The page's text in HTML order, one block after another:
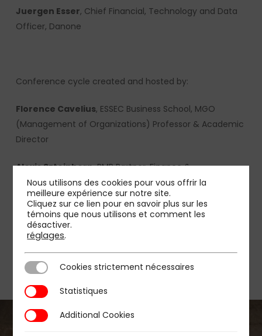
Juergen Esser, Chief Financial, Technology and Data
Officer, Danone
Conference cycle created and hosted by:
Florence Cavelius, ESSEC Business School, MGO
(Management of Organizations) Professor & Academic
Director
Alexis Sztejnhorn, PMP Partner, Finance &
Performance « Management of new business models »
lecturer at ESSEC Executive Education
{loadmoduleid 182}
Nous utilisons des cookies pour vous offrir la
meilleure expérience sur notre site.
Cliquez sur ce lien pour en savoir plus sur les
témoins que nous utilisons et comment les
désactiver.
réglages.
Cookies strictement nécessaires
Cookies strictement nécessaires
StatistiquesStatistiques
Additional Cookies
Additional Cookies